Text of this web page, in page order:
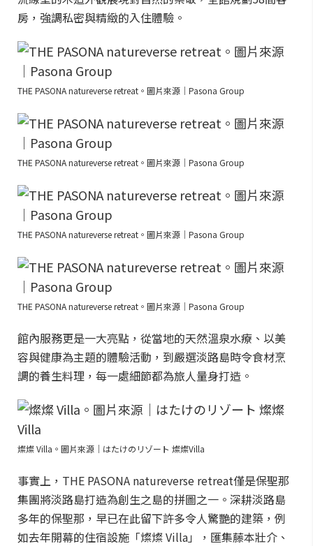
房，強調私密與精緻的入住體驗。
THE PASONA natureverse retreat。圖片來源｜Pasona Group
THE PASONA natureverse retreat。圖片來源｜Pasona Group
THE PASONA natureverse retreat。圖片來源｜Pasona Group
THE PASONA natureverse retreat。圖片來源｜Pasona Group
館內服務更是一大亮點，從當地的天然溫泉水療、以美
容與健康為主題的體驗活動，到嚴選淡路島時令食材烹
調的養生料理，每一處細節都為旅人量身打造。
燦燦 Villa。圖片來源｜はたけのリゾート 燦燦Villa
事實上，THE PASONA natureverse retreat僅是保聖那
集團將淡路島打造為創生之島的拼圖之一。深耕淡路島
多年的保聖那，早已在此留下許多令人驚艷的建築，例
如去年開幕的住宿設施「燦燦 Villa」，匯集藤本壯介、